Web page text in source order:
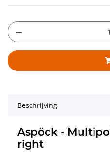
Beschrijving
Aspöck -
right